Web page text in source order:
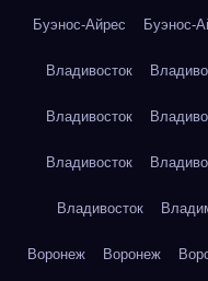
Буэнос-Айрес Буэнос-
Владивосток
Владивосток
Владивосток
Владивосток
Воронеж Воронеж